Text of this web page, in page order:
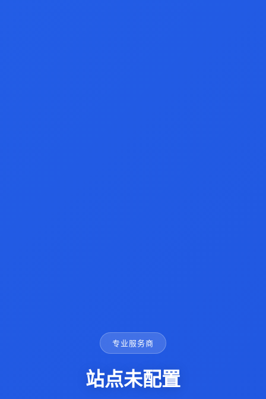
专业服务商
站点未配置